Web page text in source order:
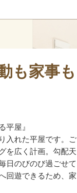
も家事も
平屋』
入れた平屋です。ご
を広く計画。勾配天
日のびのび過ごせて
回遊できるため、家